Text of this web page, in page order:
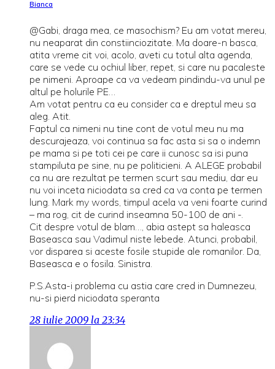
Bianca
@Gabi, draga mea, ce masochism? Eu am votat mereu,
nu neaparat din constiinciozitate. Ma doare-n basca,
atita vreme cit voi, acolo, aveti cu totul alta agenda,
care se vede cu ochiul liber, repet, si care nu pacaleste
pe nimeni. Aproape ca va vedeam pindindu-va unul pe
altul pe holurile PE…
Am votat pentru ca eu consider ca e dreptul meu sa
aleg. Atit.
Faptul ca nimeni nu tine cont de votul meu nu ma
descurajeaza, voi continua sa fac asta si sa o indemn
pe mama si pe toti cei pe care ii cunosc sa isi puna
stampiluta pe sine, nu pe politicieni. A ALEGE probabil
ca nu are rezultat pe termen scurt sau mediu, dar eu
nu voi inceta niciodata sa cred ca va conta pe termen
lung. Mark my words, timpul acela va veni foarte curind
– ma rog, cit de curind inseamna 50-100 de ani -.
Cit despre votul de blam…, abia astept sa haleasca
Baseasca sau Vadimul niste lebede. Atunci, probabil,
vor disparea si aceste fosile stupide ale romanilor. Da,
Baseasca e o fosila. Sinistra.
P.S.Asta-i problema cu astia care cred in Dumnezeu,
nu-si pierd niciodata speranta
28 iulie 2009 la 23:34